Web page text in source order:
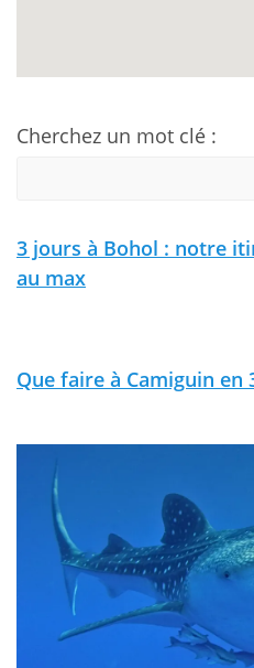
Cherchez un mot clé :
3 jours à Bohol : notre
au max
Que faire à Camiguin